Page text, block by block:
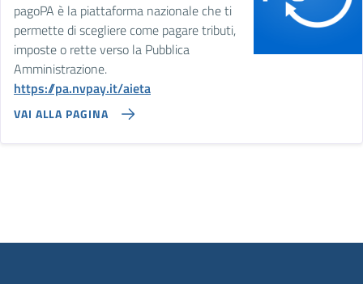
pagoPA è la piattaforma nazionale che ti
permette di scegliere come pagare tributi,
imposte o rette verso la Pubblica
Amministrazione.
https://pa.nvpay.it/aieta
VAI ALLA PAGINA